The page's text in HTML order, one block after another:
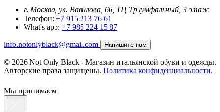
г. Москва, ул. Вавилова, 66, ТЦ Триумфальный, 3 этаж
Телефон: +7 915 213 76 61
What's app: +7 985 224 15 87
info.notonlyblack@gmail.com Напишите нам
© 2026 Not Only Black - Магазин итальянской обуви и одежды.
Авторские права защищены. Политика конфиденциальности.
Мы принимаем